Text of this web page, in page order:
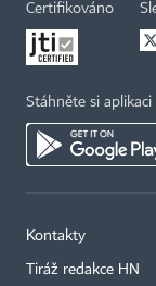
Certifikováno
Stáhněte si aplikaci
Kontakty
Tiráž redakce HN